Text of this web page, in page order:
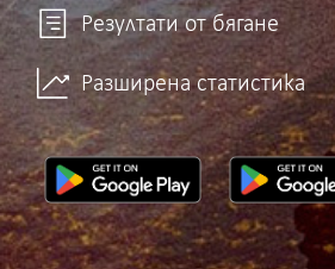
Резултати от бягане
Разширена статистика